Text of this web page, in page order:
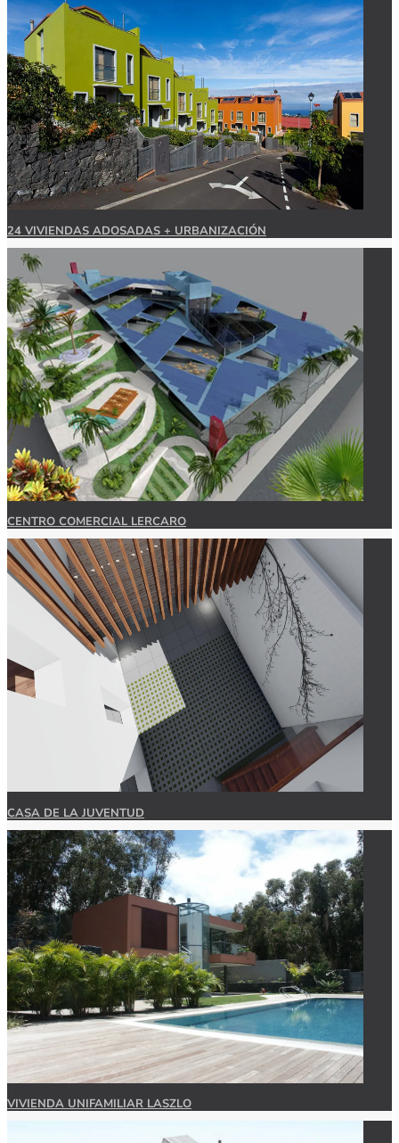
24 VIVIENDAS ADOSADAS + URBANIZACIÓN
CENTRO COMERCIAL LERCARO
CASA DE LA JUVENTUD
VIVIENDA UNIFAMILIAR LASZLO